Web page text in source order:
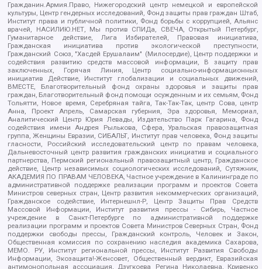
Гражданин.Армия.Право, Нижегородский центр немецкой и европейской
культуры, Центр гендерных исследований, Фонд защиты прав граждан Штаб,
Институт права и публичной политики, Фонд борьбы с коррупцией, Альянс
врачей, НАСИЛИЮ.НЕТ, Мы против СПИДа, СВЕЧА, Открытый Петербург,
Гуманитарное действие, Лига Избирателей, Правовая инициатива,
Гражданская инициатива против экологической преступности,
Гражданский Союз, "Хасдей Ерушалаим" (Милосердие), Центр поддержки и
содействия развитию средств массовой информации, В защиту прав
заключенных, Горячая Линия, Центр социально-информационных
инициатив Действие, Институт глобализации и социальных движений,
ВМЕСТЕ, Благотворительный фонд охраны здоровья и защиты прав
граждан, Благотворительный фонд помощи осужденным и их семьям, Фонд
Тольятти, Новое время, Серебряная тайга, Так-Так-Так, центр Сова, центр
Анна, Проект Апрель, Самарская губерния, Эра здоровья, Мемориал,
Аналитический Центр Юрия Левады, Издательство Парк Гагарина, Фонд
содействия имени Андрея Рылькова, Сфера, Уральская правозащитная
группа, Женщины Евразии, СИБАЛЬТ, Институт прав человека, Фонд защиты
гласности, Российский исследовательский центр по правам человека,
Дальневосточный центр развития гражданских инициатив и социального
партнерства, Пермский региональный правозащитный центр, Гражданское
действие, Центр независимых социологических исследований, Сутяжник,
АКАДЕМИЯ ПО ПРАВАМ ЧЕЛОВЕКА, Частное учреждение в Калининграде по
административной поддержке реализации программ и проектов Совета
Министров северных стран, Центр развития некоммерческих организаций,
Гражданское содействие, Интернешнл-Р, Центр Защиты Прав Средств
Массовой Информации, Институт развития прессы - Сибирь, Частное
учреждение в Санкт-Петербурге по административной поддержке
реализации программ и проектов Совета Министров Северных Стран, Фонд
поддержки свободы прессы, Гражданский контроль, Человек и Закон,
Общественная комиссия по сохранению наследия академика Сахарова,
МЕМО. РУ, Институт региональной прессы, Институт Развития Свободы
Информации, Экозащита!-Женсовет, Общественный вердикт, Евразийская
антимонопольная ассоциация, Дзугкоева Регина Николаевна, Кривенко